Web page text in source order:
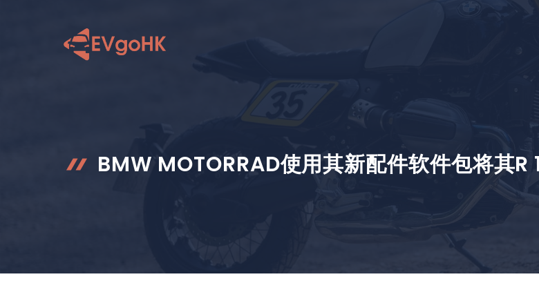
BMW MOTORRAD使用其新配件软件包将其R